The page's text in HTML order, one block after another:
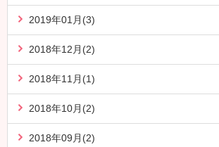
2019年01月(3)
2018年12月(2)
2018年11月(1)
2018年10月(2)
2018年09月(2)